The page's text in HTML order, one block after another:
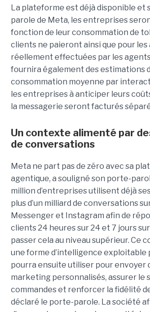
La plateforme est déjà disponible et
parole de Meta, les entreprises
fonction de leur consommation de
clients ne paieront ainsi que pour les
réellement effectuées par les
fournira également des estimations
consommation moyenne par
les entreprises à anticiper leurs
la messagerie seront facturés
Un contexte alimenté par
de conversations
Meta ne part pas de zéro avec sa
agentique, a souligné son porte-
million d’entreprises utilisent déjà
plus d’un milliard de conversations
Messenger et Instagram afin de
clients 24 heures sur 24 et 7 jours sur
passer cela au niveau supérieur. Ce
une forme d’intelligence exploitable
pourra ensuite utiliser pour envoyer
marketing personnalisés, assurer le
commandes et renforcer la fidélité
déclaré le porte-parole. La société